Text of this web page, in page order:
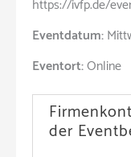
https://ivfp.de/
Eventdatum:
Eventort:Online
der